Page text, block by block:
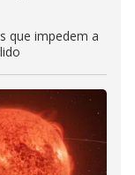
que impedem a